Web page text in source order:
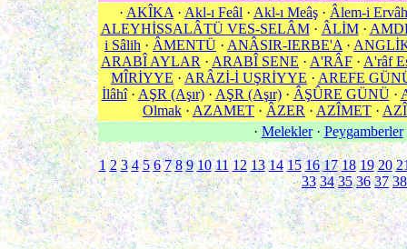
· AKÎKA · Akl-ı Feâl · Akl-ı Meâş · Âlem-i Ervâh
ALEYHİSSALÂTÜ VES-SELÂM· ÂLİM·
i Sâlih · ÂMENTÜ · ANÂSIR-IERBE'A ·
ARABÎ AYLAR · ARABÎ SENE · A'RÂF · A'râf
MÎRİYYE · ARÂZİ-İ UŞRİYYE · AREFE
İlâhî· AŞR (Aşır)· AŞR (Aşır)· ÂŞÛRE GÜNÜ·
Olmak · AZAMET · ÂZER · AZÎMET ·
· Melekler· Peygamberler
1 2 3 4 5 6 7 8 9 10 11 12 13 14 15 16 17 18 19 20
33 34 35 36 37 38